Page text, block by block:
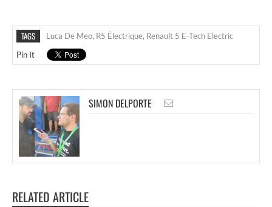
TAGS Luca De Meo, R5 Électrique, Renault 5 E-Tech Electric
Pin It
SIMON DELPORTE
RELATED ARTICLE